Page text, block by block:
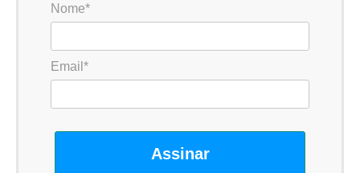
Nome*
Email*
Assinar